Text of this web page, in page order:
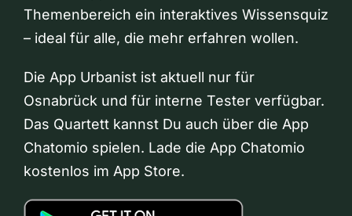
Themenbereich ein interaktives Wissensquiz
– ideal für alle, die mehr erfahren wollen.
Die App Urbanist ist aktuell nur für
Osnabrück und für interne Tester verfügbar.
Das Quartett kannst Du auch über die App
Chatomio spielen. Lade die App Chatomio
kostenlos im App Store.